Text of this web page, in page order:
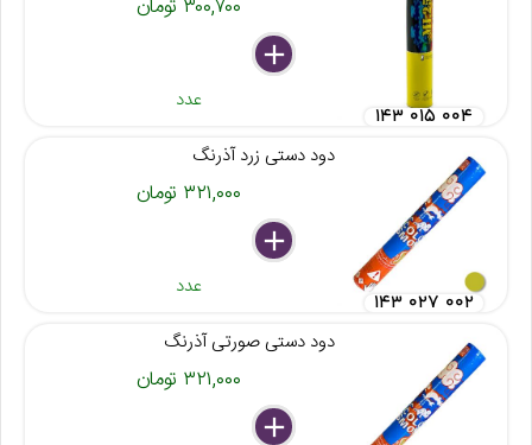
۳۰۰,۷۰۰ تومان
delete
remove
add
عدد
۱۴۳ ۰۱۵ ۰۰۴
دود دستی زرد آذرنگ
۳۲۱,۰۰۰ تومان
delete
remove
add
عدد
۱۴۳ ۰۲۷ ۰۰۲
دود دستی صورتی آذرنگ
۳۲۱,۰۰۰ تومان
delete
remove
add